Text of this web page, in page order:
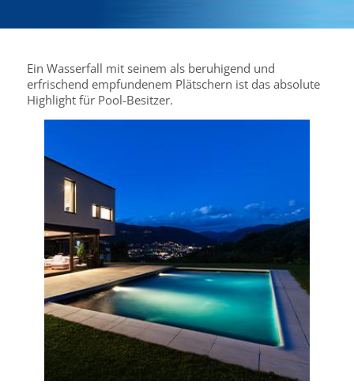
Ein Wasserfall mit seinem als beruhigend und
erfrischend empfundenem Plätschern ist das absolute
Highlight für Pool-Besitzer.